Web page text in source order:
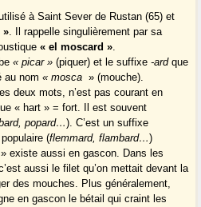
à Saint Sever de Rustan (65) et
». Il rappelle singulièrement par sa
« el moscard ».
« picar » (piquer) et le suffixe-ardque
au nom« mosca » (mouche).
deux mots, n’est pas courant en
« hart » = fort. Il est souvent
popard…). C’est un suffixe
(flemmard, flambard…)
» existe aussi en gascon. Dans les
aussi le filet qu’on mettait devant la
des mouches. Plus généralement,
en gascon le bétail qui craint les